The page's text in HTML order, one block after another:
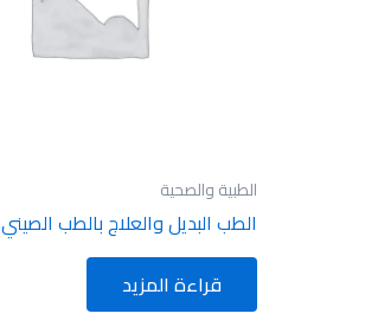
الطبية والصحية
الطب البديل والعلاج بالطب الصيني
قراءة المزيد